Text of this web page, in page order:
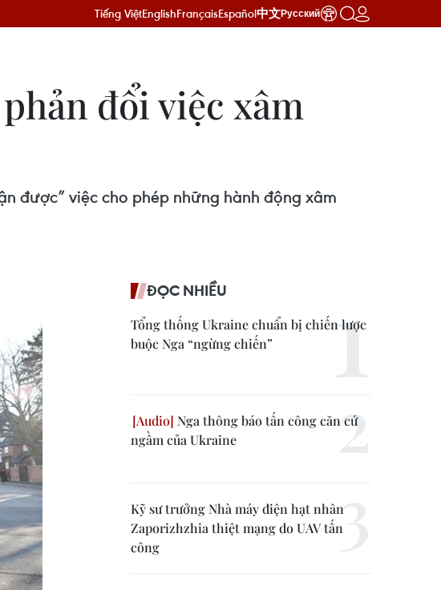
Tiếng ViệtEnglishFrançaisEspañol中文Русский
đổi việc xâm
được” việc cho phép những hành động xâm
ĐỌC NHIỀU
Tổng thống Ukraine chuẩn bị chiến lược
buộc Nga “ngừng chiến”
Nga thông báo tấn công căn cứ
ngầm của Ukraine
Kỹ sư trưởng Nhà máy điện hạt nhân
Zaporizhzhia thiệt mạng do UAV tấn
công